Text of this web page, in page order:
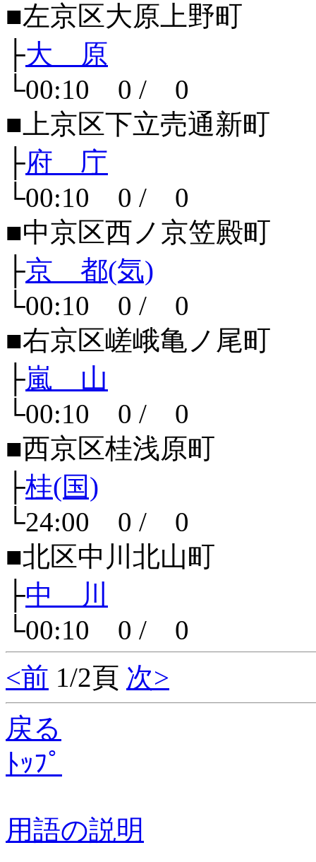
■左京区大原上野町
├大 原
└00:10 0 / 0
■上京区下立売通新町
├府 庁
└00:10 0 / 0
■中京区西ノ京笠殿町
├京 都(気)
└00:10 0 / 0
■右京区嵯峨亀ノ尾町
├嵐 山
└00:10 0 / 0
■西京区桂浅原町
├桂(国)
└24:00 0 / 0
■北区中川北山町
├中 川
└00:10 0 / 0
<前 1/2頁 次>
戻る
ﾄｯﾌﾟ
用語の説明